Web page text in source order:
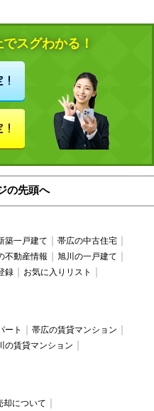
スグわかる！
の先頭へ
築一戸建て
帯広の中古住宅
不動産情報
旭川の一戸建て
録
お気に入りリスト
ート
帯広の賃貸マンション
の賃貸マンション
却について